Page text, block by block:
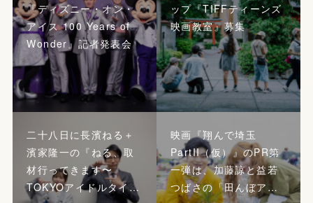
『ディズニー・オン・
アイス 100 Years of
Wonder』記者発表会
ップ『TIFFティーンズ
映画教室』募集
二十八日に長濱ねる＋
濱家隆一の『ねる、取
材行ってきます〜
TOKYOアイドルタイ…
映画『翔んで埼玉
PartII（仮）』のPR第
一弾は、加藤諒と益若
つばさの「田んぼア…